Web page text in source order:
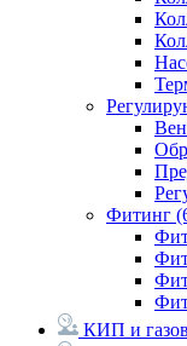
Фитинг
КИП и